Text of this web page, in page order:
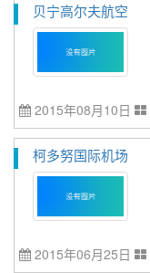
贝宁高尔夫航空
2015年08月10日
柯多努国际机场
2015年06月25日